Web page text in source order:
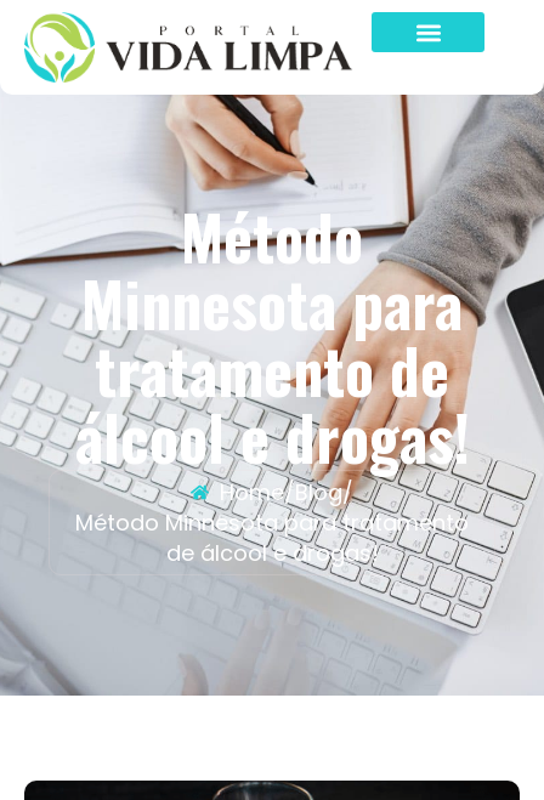
Método
Minnesota para
tratamento de
álcool e drogas!
Home/Blog/
Método Minnesota para tratamento
de álcool e drogas!